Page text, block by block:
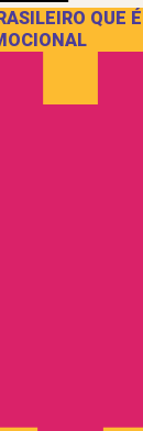
QUE